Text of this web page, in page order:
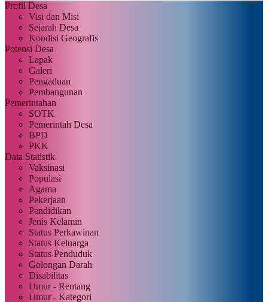
Profil Desa
Visi dan Misi
Sejarah Desa
Kondisi Geografis
Potensi Desa
Lapak
Galeri
Pengaduan
Pembangunan
Pemerintahan
SOTK
Pemerintah Desa
BPD
PKK
Data Statistik
Vaksinasi
Populasi
Agama
Pekerjaan
Pendidikan
Jenis Kelamin
Status Perkawinan
Status Keluarga
Status Penduduk
Golongan Darah
Disabilitas
Umur - Rentang
Umur - Kategori